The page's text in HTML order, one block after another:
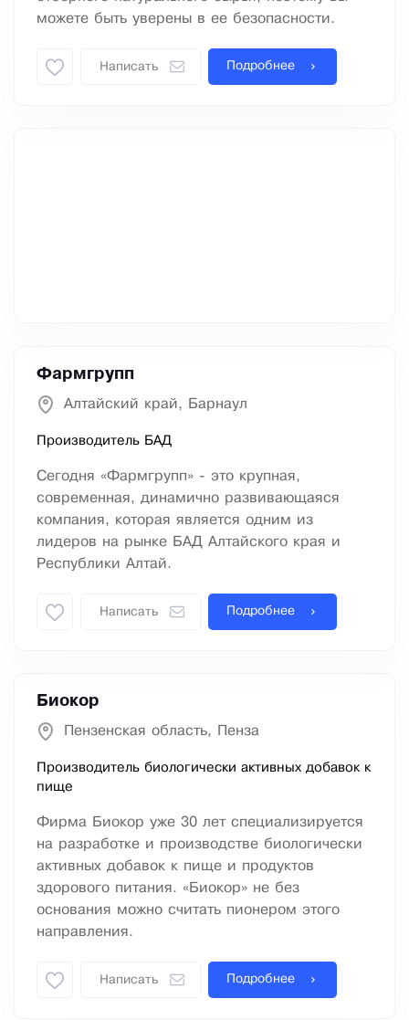
можете быть уверены в ее безопасности.
Написать Подробнее
Фармгрупп
Алтайский край, Барнаул
Производитель БАД
Сегодня «Фармгрупп» - это крупная,
современная, динамично развивающаяся
компания, которая является одним из
лидеров на рынке БАД Алтайского края и
Республики Алтай.
Написать Подробнее
Биокор
Пензенская область, Пенза
Производитель биологически активных добавок к
пище
Фирма Биокор уже 30 лет специализируется
на разработке и производстве биологически
активных добавок к пище и продуктов
здорового питания. «Биокор» не без
основания можно считать пионером этого
направления.
Написать Подробнее